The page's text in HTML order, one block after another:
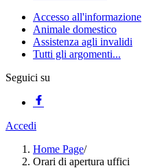
Accesso all'informazione
Animale domestico
Assistenza agli invalidi
Tutti gli argomenti...
Seguici su
Accedi
Home Page/
Orari di apertura uffici